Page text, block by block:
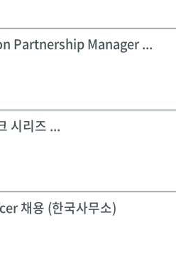
Partnership Manager ...
시리즈 ...
채용 (한국사무소)